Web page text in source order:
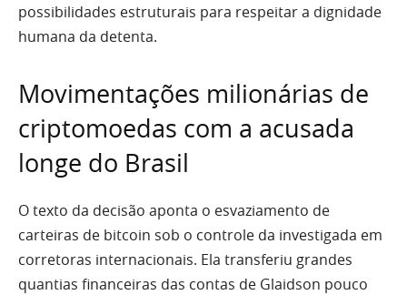
possibilidades estruturais para respeitar a dignidade
humana da detenta.
Movimentações milionárias de
criptomoedas com a acusada
longe do Brasil
O texto da decisão aponta o esvaziamento de
carteiras de bitcoin sob o controle da investigada em
corretoras internacionais. Ela transferiu grandes
quantias financeiras das contas de Glaidson pouco